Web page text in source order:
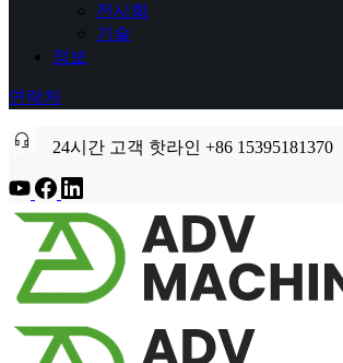
전시회
기술
정보
연락처
24시간 고객 핫라인 +86 15395181370